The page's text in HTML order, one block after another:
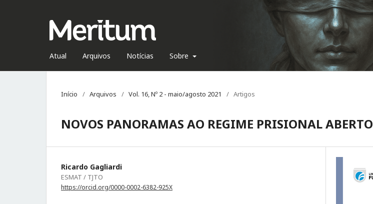
Atual Arquivos Notícias Sobre
Início / Arquivos / Vol. 16, Nº 2 - maio/agosto 2021 / Artigos
NOVOS PANORAMAS AO REGIME PRISIONAL ABERTO
Ricardo Gagliardi
ESMAT / TJTO
https://orcid.org/0000-0002-6382-925X